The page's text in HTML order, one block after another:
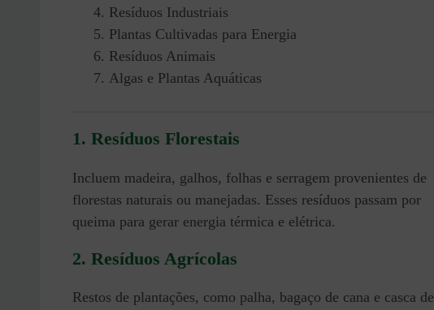
Resíduos Industriais
Plantas Cultivadas para Energia
Resíduos Animais
Algas e Plantas Aquáticas
1. Resíduos Florestais
Incluem madeira, galhos, folhas e serragem provenientes de
florestas naturais ou manejadas. Esses resíduos passam por
queima para gerar energia térmica e elétrica.
2. Resíduos Agrícolas
Restos de plantações, como palha, bagaço de cana e casca de